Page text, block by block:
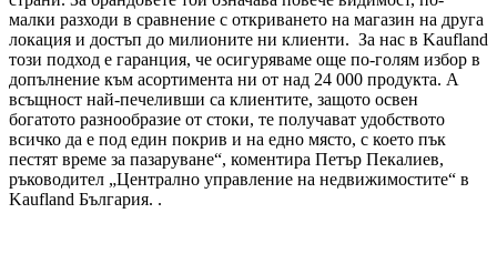
малки разходи в сравнение с откриването на магазин на друга
локация и достъп до милионите ни клиенти. За нас в Kaufland
този подход е гаранция, че осигуряваме още по-голям избор в
допълнение към асортимента ни от над 24 000 продукта. А
всъщност най-печеливши са клиентите, защото освен
богатото разнообразие от стоки, те получават удобството
всичко да е под един покрив и на едно място, с което пък
пестят време за пазаруване“, коментира Петър Пекалиев,
ръководител „Централно управление на недвижимостите“ в
Kaufland България. .